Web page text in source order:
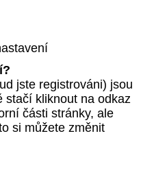
jste registrováni) jsou
stačí kliknout na odkaz
části stránky, ale
si můžete změnit